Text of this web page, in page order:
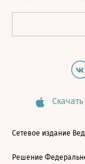
Сетевое издание
Решение